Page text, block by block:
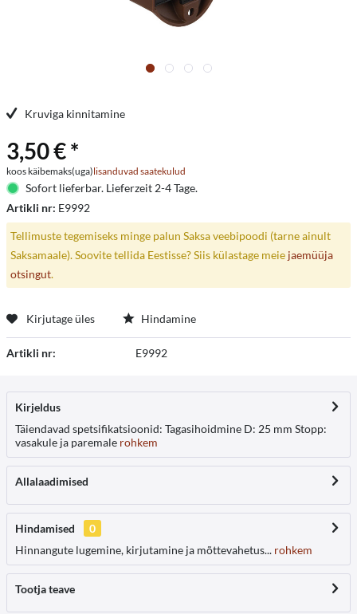
Kruviga kinnitamine
3,50 € *
koos käibemaks(uga)lisanduvad saatekulud
Sofort lieferbar. Lieferzeit 2-4 Tage.
Artikli nr: E9992
Tellimuste tegemiseks minge palun Saksa veebipoodi (tarne ainult
Saksamaale). Soovite tellida Eestisse? Siis külastage meie jaemüüja
otsingut.
Kirjutage üles Hindamine
Artikli nr: E9992
Kirjeldus
Täiendavad spetsifikatsioonid: Tagasihoidmine D: 25 mm Stopp:
vasakule ja paremale rohkem
Allalaadimised
Hindamised
0
Hinnangute lugemine, kirjutamine ja mõttevahetus... rohkem
Tootja teave